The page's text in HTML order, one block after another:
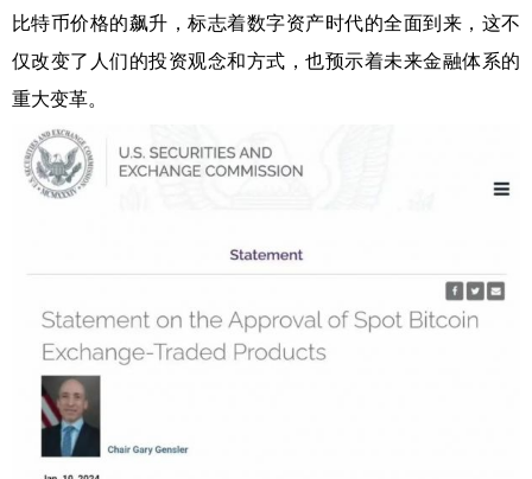
比特币价格的飙升，标志着数字资产时代的全面到来，这不
仅改变了人们的投资观念和方式，也预示着未来金融体系的
重大变革。